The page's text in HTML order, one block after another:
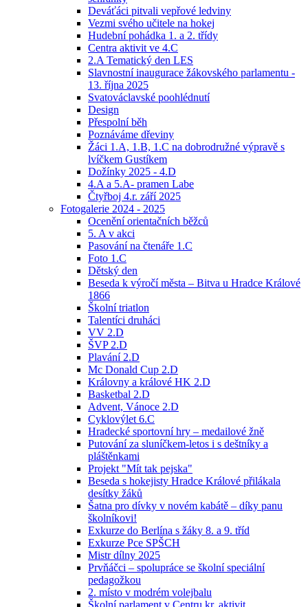
Deváťáci pitvali vepřové ledviny
Vezmi svého učitele na hokej
Hudební pohádka 1. a 2. třídy
Centra aktivit ve 4.C
2.A Tematický den LES
Slavnostní inaugurace žákovského parlamentu -
13. října 2025
Svatováclavské poohlédnutí
Design
Přespolní běh
Poznáváme dřeviny
Žáci 1.A, 1.B, 1.C na dobrodružné výpravě s
lvíčkem Gustíkem
Dožínky 2025 - 4.D
4.A a 5.A- pramen Labe
Čtyřboj 4.r. září 2025
Fotogalerie 2024 - 2025
Ocenění orientačních běžců
5. A v akci
Pasování na čtenáře 1.C
Foto 1.C
Dětský den
Beseda k výročí města – Bitva u Hradce Králové
1866
Školní triatlon
Talentíci druháci
VV 2.D
ŠVP 2.D
Plavání 2.D
Mc Donald Cup 2.D
Královny a králové HK 2.D
Basketbal 2.D
Advent, Vánoce 2.D
Cyklovýlet 6.C
Hradecké sportovní hry – medailové žně
Putování za sluníčkem-letos i s deštníky a
pláštěnkami
Projekt "Mít tak pejska"
Beseda s hokejisty Hradce Králové přilákala
desítky žáků
Šatna pro dívky v novém kabátě – díky panu
školníkovi!
Exkurze do Berlína s žáky 8. a 9. tříd
Exkurze Pce SPŠCH
Mistr dílny 2025
Prvňáčci – spolupráce se školní speciální
pedagožkou
2. místo v modrém volejbalu